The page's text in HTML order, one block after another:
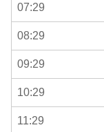
07:29
08:29
09:29
10:29
11:29